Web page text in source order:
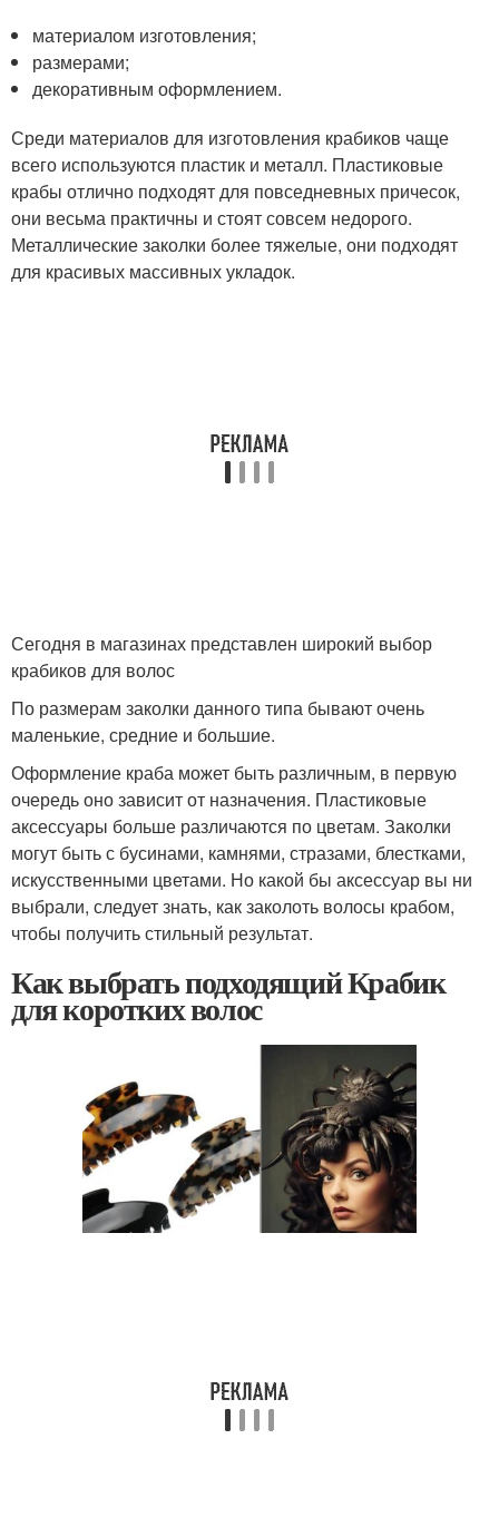
материалом изготовления;
размерами;
декоративным оформлением.
Среди материалов для изготовления крабиков чаще
всего используются пластик и металл. Пластиковые
крабы отлично подходят для повседневных причесок,
они весьма практичны и стоят совсем недорого.
Металлические заколки более тяжелые, они подходят
для красивых массивных укладок.
Сегодня в магазинах представлен широкий выбор
крабиков для волос
По размерам заколки данного типа бывают очень
маленькие, средние и большие.
Оформление краба может быть различным, в первую
очередь оно зависит от назначения. Пластиковые
аксессуары больше различаются по цветам. Заколки
могут быть с бусинами, камнями, стразами, блестками,
искусственными цветами. Но какой бы аксессуар вы ни
выбрали, следует знать, как заколоть волосы крабом,
чтобы получить стильный результат.
Как выбрать подходящий Крабик
для коротких волос